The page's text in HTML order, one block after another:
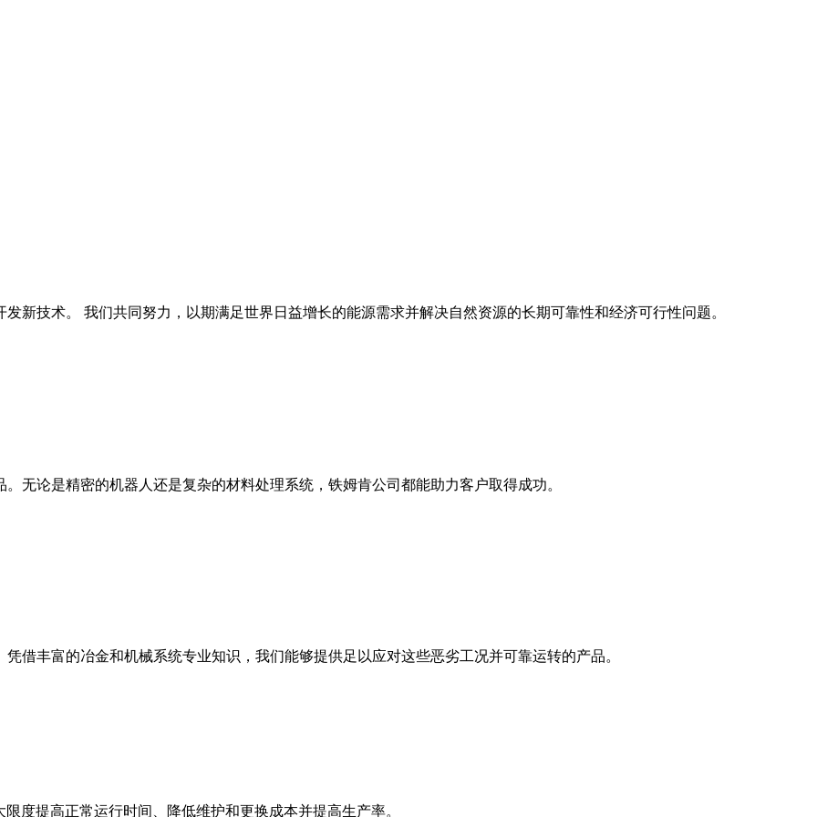
新技术。 我们共同努力，以期满足世界日益增长的能源需求并解决自然资源的长期可靠性和经济可行性问题。
无论是精密的机器人还是复杂的材料处理系统，铁姆肯公司都能助力客户取得成功。
借丰富的冶金和机械系统专业知识，我们能够提供足以应对这些恶劣工况并可靠运转的产品。
度提高正常运行时间、降低维护和更换成本并提高生产率。